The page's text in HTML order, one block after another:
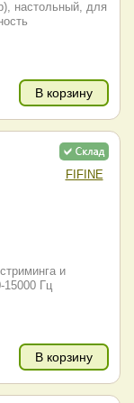
настольный, для
В корзину
FIFINE
и
15000 Гц
В корзину